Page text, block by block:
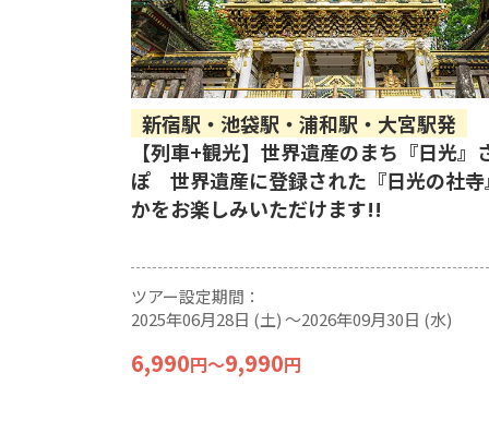
新宿駅・池袋駅・浦和駅・大宮駅発
【列車+観光】世界遺産のまち『日光』
ぽ 世界遺産に登録された『日光の社寺
かをお楽しみいただけます!!
ツアー設定期間：
2025年06月28日 (土) 〜2026年09月30日 (水)
6,990円〜9,990円